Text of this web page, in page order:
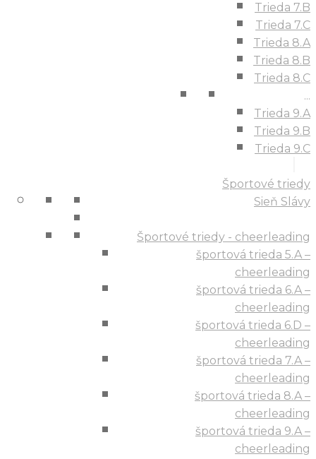
Trieda 7.B
Trieda 7.C
Trieda 8.A
Trieda 8.B
Trieda 8.C
...
Trieda 9.A
Trieda 9.B
Trieda 9.C
Športové triedy
Sieň Slávy
Športové triedy - cheerleading
športová trieda 5.A –
cheerleading
športová trieda 6.A –
cheerleading
športová trieda 6.D –
cheerleading
športová trieda 7.A –
cheerleading
športová trieda 8.A –
cheerleading
športová trieda 9.A –
cheerleading